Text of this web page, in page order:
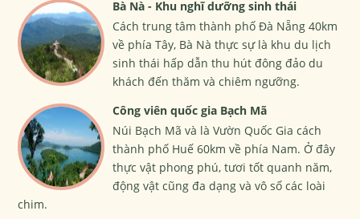
Bà Nà - Khu nghĩ dưỡng sinh thái
Cách trung tâm thành phố Đà Nẵng 40km
về phía Tây, Bà Nà thực sự là khu du lịch
sinh thái hấp dẫn thu hút đông đảo du
khách đến thăm và chiêm ngưỡng.
Công viên quốc gia Bạch Mã
Núi Bạch Mã và là Vườn Quốc Gia cách
thành phố Huế 60km về phía Nam. Ở đây
thực vật phong phú, tươi tốt quanh năm,
động vật cũng đa dạng và vô số các loài
chim.